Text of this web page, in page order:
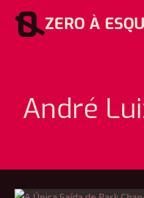
para
ZERO À
André